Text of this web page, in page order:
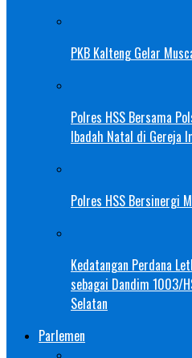
PKB Kalteng Gelar
Polres HSS Bersama
Ibadah Natal di Gereja
Polres HSS Bersinergi
Kedatangan Perdana
sebagai Dandim 1003/
Selatan
Parlemen